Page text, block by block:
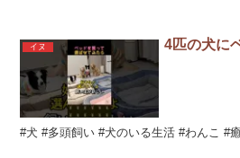
イヌ 4匹の犬に
#犬 #多頭飼い #犬のいる生活 #わんこ #